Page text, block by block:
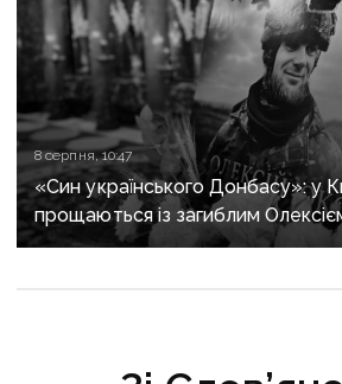
8 серпня, 10:47
«Син українського Донбасу»: у
прощаються із загиблим
пошуковцем загону «Плацдарм»